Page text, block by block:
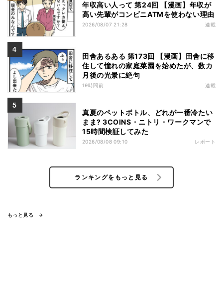
年収高い人って 第24回 【漫画】年収が
高い先輩がコンビニATMを使わない理由
2026/08/07 21:28 連載
田舎あるある 第173回 【漫画】田舎に移
住して憧れの家庭菜園を始めたが、数カ
月後の光景に絶句
19時間前 連載
真夏のペットボトル、どれが一番冷たい
まま? 3COINS・ニトリ・ワークマンで
15時間検証してみた
2026/08/08 09:10 レポート
ランキングをもっと見る
もっと見る